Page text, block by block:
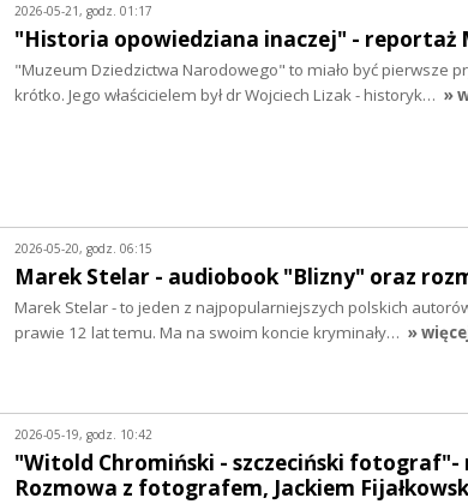
2026-05-21, godz. 01:17
"Historia opowiedziana inaczej" - reportaż
"Muzeum Dziedzictwa Narodowego" to miało być pierwsze
krótko. Jego właścicielem był dr Wojciech Lizak - historyk… »
2026-05-20, godz. 06:15
Marek Stelar - audiobook "Blizny" oraz
Marek Stelar - to jeden z najpopularniejszych polskich
prawie 12 lat temu. Ma na swoim koncie kryminały… »
2026-05-19, godz. 10:42
"Witold Chromiński - szczeciński fotograf"-
Rozmowa z fotografem, Jackiem